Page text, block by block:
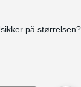
på størrelsen?